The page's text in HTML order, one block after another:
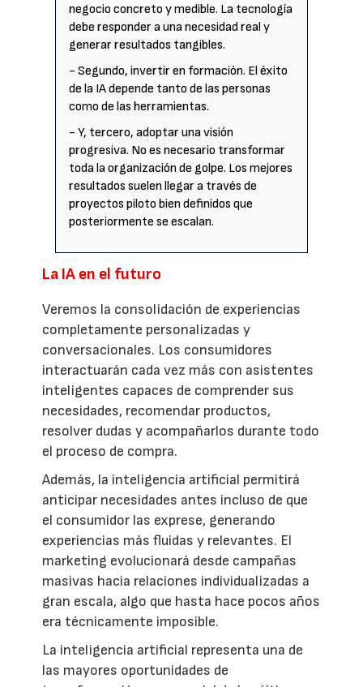
negocio concreto y medible. La tecnología
debe responder a una necesidad real y
generar resultados tangibles.
- Segundo, invertir en formación. El éxito
de la IA depende tanto de las personas
como de las herramientas.
- Y, tercero, adoptar una visión
progresiva. No es necesario transformar
toda la organización de golpe. Los mejores
resultados suelen llegar a través de
proyectos piloto bien definidos que
posteriormente se escalan.
La IA en el futuro
Veremos la consolidación de experiencias
completamente personalizadas y
conversacionales. Los consumidores
interactuarán cada vez más con asistentes
inteligentes capaces de comprender sus
necesidades, recomendar productos,
resolver dudas y acompañarlos durante todo
el proceso de compra.
Además, la inteligencia artificial permitirá
anticipar necesidades antes incluso de que
el consumidor las exprese, generando
experiencias más fluidas y relevantes. El
marketing evolucionará desde campañas
masivas hacia relaciones individualizadas a
gran escala, algo que hasta hace pocos años
era técnicamente imposible.
La inteligencia artificial representa una de
las mayores oportunidades de